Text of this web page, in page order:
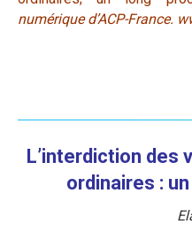
numérique d’ACP-France.
L’interdiction des
ordinaires :